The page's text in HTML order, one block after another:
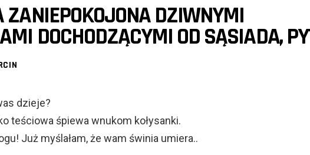
ZANIEPOKOJONA DZIWNYMI
DOCHODZĄCYMI OD SĄSIADA,
dzieje?
teściowa śpiewa wnukom kołysanki.
Już myślałam, że wam świnia umiera..